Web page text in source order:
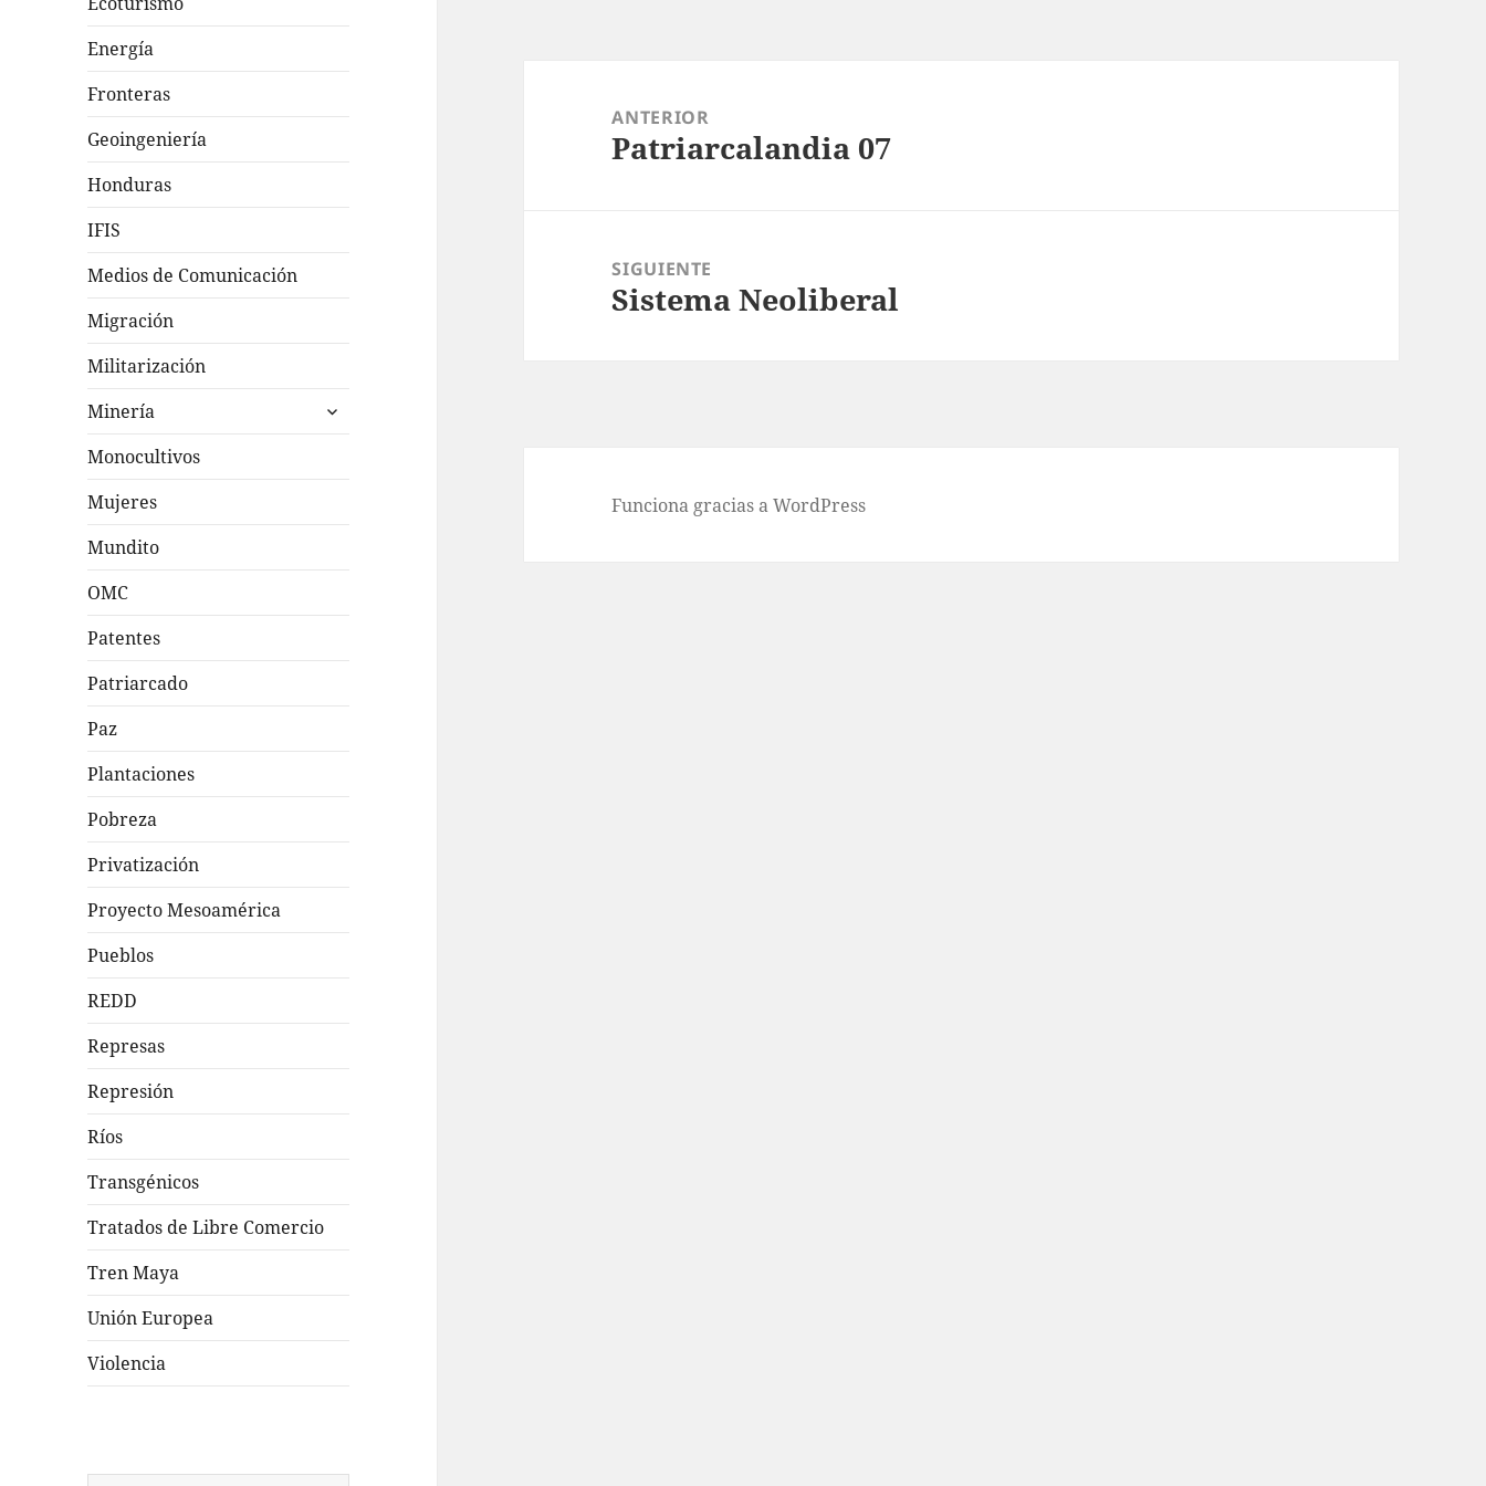
Energía
Fronteras
Geoingeniería
Honduras
IFIS
Medios de Comunicación
Migración
Militarización
Minería
expande
el
inferior
Monocultivos
Mujeres
Mundito
OMC
Patentes
Patriarcado
Paz
Plantaciones
Pobreza
Privatización
Proyecto Mesoamérica
Pueblos
REDD
Represas
Represión
Ríos
Transgénicos
Tratados de Libre Comercio
Tren Maya
Unión Europea
Violencia
entradas
ANTERIOR
Entrada
Patriarcalandia 07
SIGUIENTE
Entrada
Sistema Neoliberal
Funciona gracias a WordPress